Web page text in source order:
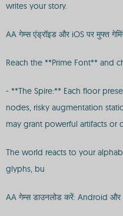
writes your story.
AA गेम्स एंड्रॉइड और iOS पर मुफ्त
Reach the **Prime Font** and
- **The Spire:** Each floor
nodes, risky augmentation
may grant powerful artifacts or
The world reacts to your
glyphs, bu
AA गेम्स डाउनलोड करें: Android और